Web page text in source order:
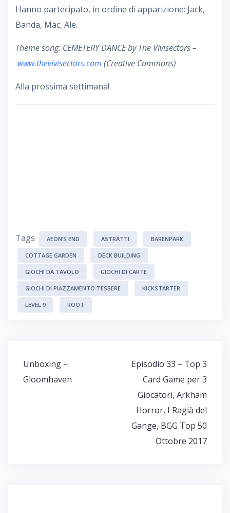
Hanno partecipato, in ordine di apparizione: Jack,
Banda, Mac, Ale.
Theme song: CEMETERY DANCE by The Vivisectors –
www.thevivisectors.com (Creative Commons)
Alla prossima settimana!
Tags AEON’S END ASTRATTI BARENPARK
COTTAGE GARDEN DECK BUILDING
GIOCHI DA TAVOLO GIOCHI DI CARTE
GIOCHI DI PIAZZAMENTO TESSERE KICKSTARTER
LEVEL 9 ROOT
Navigazione
articoli
Unboxing –
Gloomhaven
Episodio 33 – Top 3
Card Game per 3
Giocatori, Arkham
Horror, I Ragià del
Gange, BGG Top 50
Ottobre 2017